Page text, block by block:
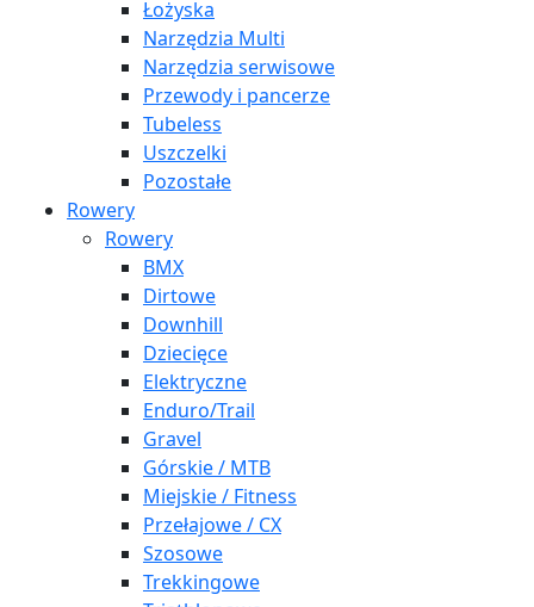
Łożyska
Narzędzia Multi
Narzędzia serwisowe
Przewody i pancerze
Tubeless
Uszczelki
Pozostałe
Rowery
Rowery
BMX
Dirtowe
Downhill
Dziecięce
Elektryczne
Enduro/Trail
Gravel
Górskie / MTB
Miejskie / Fitness
Przełajowe / CX
Szosowe
Trekkingowe